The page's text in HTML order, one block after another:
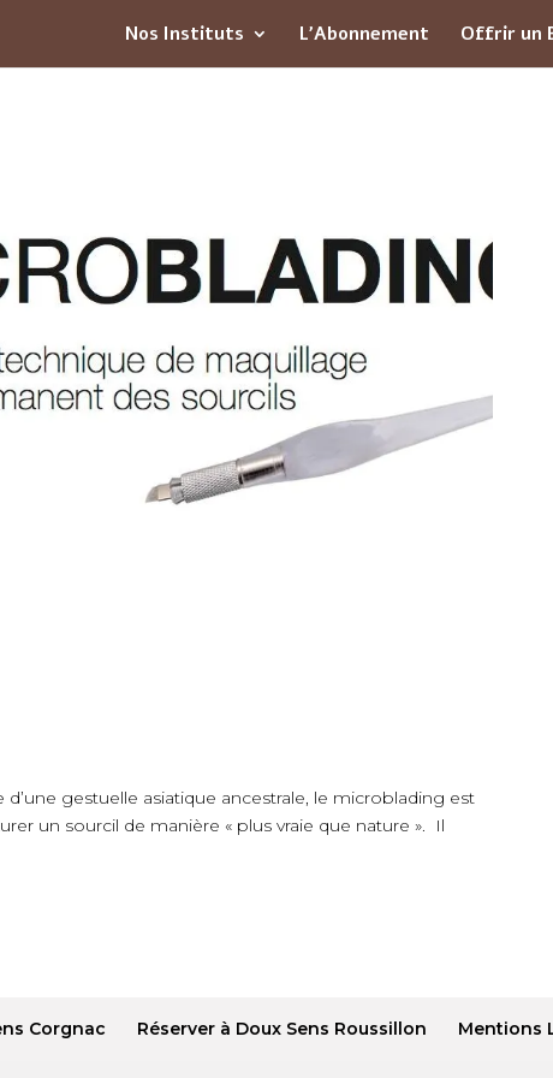
Nos Instituts L’Abonnement Offrir un
gestuelle asiatique ancestrale, le microblading est
un sourcil de manière « plus vraie que nature ». Il
Corgnac Réserver à Doux Sens Roussillon Mentions